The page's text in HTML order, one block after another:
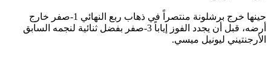
حينها خرج برشلونة منتصراً في ذهاب ربع النهائي 1-صفر خارج
أرضه، قبل أن يجدد الفوز إياباً 3-صفر بفضل ثنائية لنجمه السابق
الأرجنتيني ليونيل ميسي.